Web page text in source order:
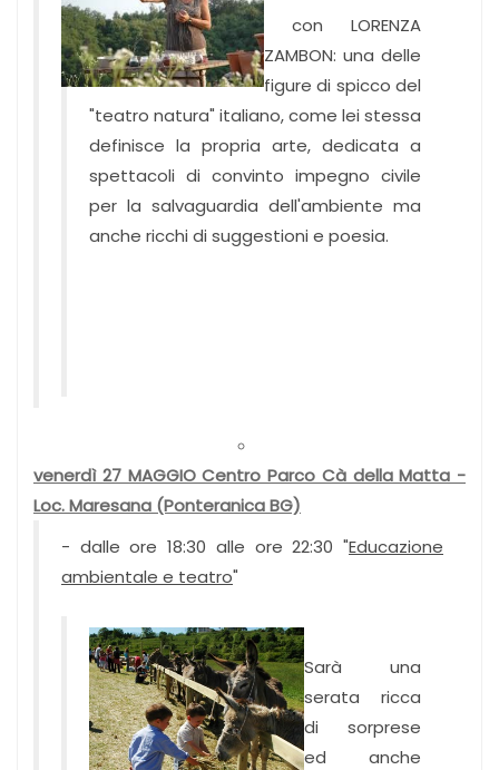
con LORENZA
ZAMBON: una delle
figure di spicco del
"teatro natura" italiano, come lei stessa
definisce la propria arte, dedicata a
spettacoli di convinto impegno civile
per la salvaguardia dell'ambiente ma
anche ricchi di suggestioni e poesia.
venerdì 27 MAGGIO Centro Parco Cà della Matta -
Loc. Maresana (Ponteranica BG)
- dalle ore 18:30 alle ore 22:30 "Educazione
ambientale e teatro"
Sarà una
serata ricca
di sorprese
ed anche